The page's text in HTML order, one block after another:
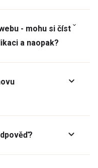
- mohu si číst
a naopak?